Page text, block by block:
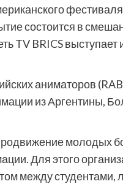
состоится в
TV BRICS
аниматоров
из Аргентины,
молодых
Для этого
между студентами,